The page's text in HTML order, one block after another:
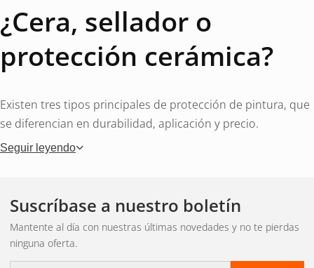
¿Cera, sellador o
protección cerámica?
Existen tres tipos principales de protección de pintura, que
se diferencian en durabilidad, aplicación y precio.
cera para coches
semanas a un par de meses. Ideal para quienes disfrutan
encerando su coche con regularidad y aprecian el proceso.
SELLOEl sellador es un producto sintético que se adhiere
Seguir leyendo
Suscríbase a nuestro boletín
Mantente al día con nuestras últimas novedades y no te pierdas
ninguna oferta.